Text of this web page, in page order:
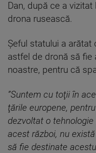
Dan, după ce a
drona rusească.
Şeful statului a
astfel de dronă să fie
noastre, pentru că
”Suntem cu toţii în
ţările europene,
dezvoltat o
acest război, nu
să fie destinate